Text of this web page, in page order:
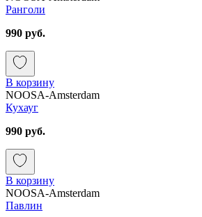
Ранголи
990 руб.
В корзину
NOOSA-Amsterdam
Кухауг
990 руб.
В корзину
NOOSA-Amsterdam
Павлин